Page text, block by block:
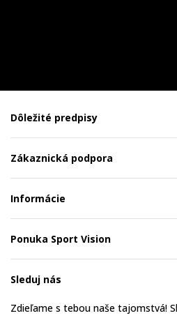
Dôležité predpisy
Zákaznická podpora
Informácie
Ponuka Sport Vision
Sleduj nás
Zdieľame s tebou naše tajomstvá!